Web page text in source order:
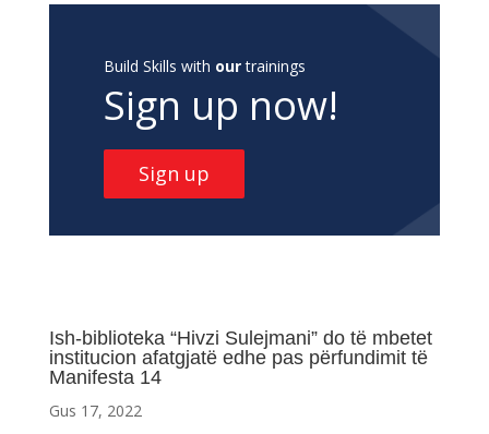
Build Skills with ourtrainings
Sign up now!
Sign up
Ish-biblioteka “Hivzi Sulejmani” do të mbetet
institucion afatgjatë edhe pas përfundimit të
Manifesta 14
Gus 17, 2022